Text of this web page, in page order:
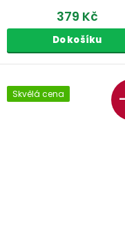
379 Kč
Do košíku
Skvělá cena